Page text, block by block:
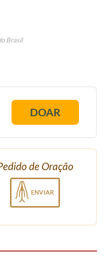
Brasil
DOAR
de Oração
ENVIAR